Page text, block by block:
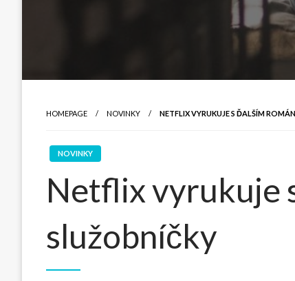
HOMEPAGE NOVINKY NETFLIX VYRUKUJE S ĎALŠÍM
NOVINKY
Netflix vyrukuje
služobníčky